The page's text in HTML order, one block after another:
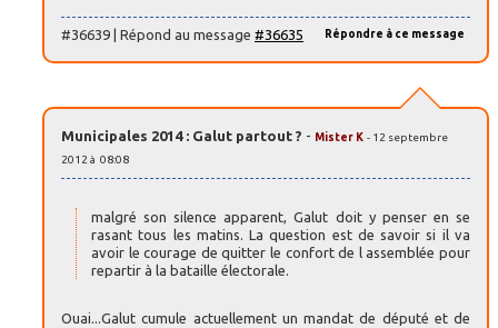
Répondre à ce message
#36639 | Répond au message #36635
Municipales 2014 : Galut partout ? - Mister K - 12 septembre
2012 à 08:08
malgré son silence apparent, Galut doit y penser en se
rasant tous les matins. La question est de savoir si il va
avoir le courage de quitter le confort de l assemblée pour
repartir à la bataille électorale.
Ouai...Galut cumule actuellement un mandat de député et de